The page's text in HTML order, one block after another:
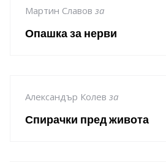
Мартин Славов за
Опашка за нерви
Александър Колев за
Спирачки пред живота